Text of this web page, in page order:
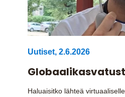
Uutiset, 2.6.2026
Haluaisitko lähteä